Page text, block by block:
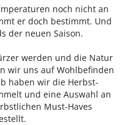
noch nicht an
er doch bestimmt. Und
der neuen Saison.
werden und die Natur
wir uns auf Wohlbefinden
haben wir die Herbst-
und eine Auswahl an
Must-Haves